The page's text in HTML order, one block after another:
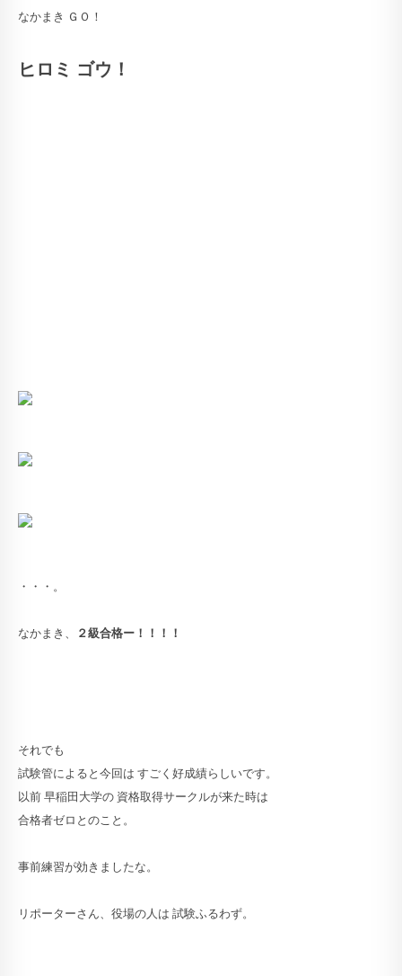
なかまき ＧＯ！
ヒロミ ゴウ！
・・・。
なかまき、 ２級合格ー！！！！
それでも
試験管によると今回は すごく好成績らしいです。
以前 早稲田大学の 資格取得サークルが来た時は
合格者ゼロとのこと。
事前練習が効きましたな。
リポーターさん、役場の人は 試験ふるわず。